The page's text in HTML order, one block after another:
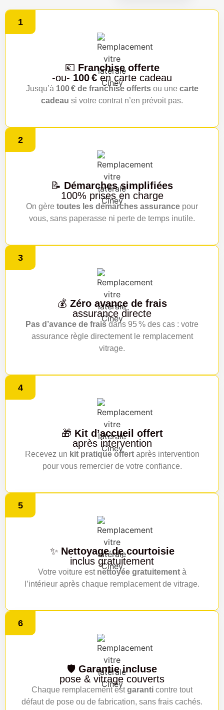
1
💶 Franchise offerte
-ou- 100 € en carte cadeau
Jusqu’à 100 € de franchise offertsou une carte
cadeau si votre contrat n’en prévoit pas.
2
📝 Démarches simplifiées
100% prises en charge
On gère toutes les démarches assurance pour
vous, sans paperasse ni perte de temps inutile.
3
💰 Zéro avance de frais
assurance directe
Pas d’avance de fraisdans 95 % des cas : votre
assurance règle directement le remplacement
vitrage.
4
🎁 Kit d’accueil offert
après intervention
Recevez un kit pratique offertaprès intervention
pour vous remercier de votre confiance.
5
✨ Nettoyage de courtoisie
inclus gratuitement
Votre voiture est nettoyée gratuitementà
l’intérieur après chaque remplacement de vitrage.
6
🛡️ Garantie incluse
pose & vitrage couverts
Chaque remplacement estgaranti contre tout
défaut de pose ou de fabrication, sans frais cachés.